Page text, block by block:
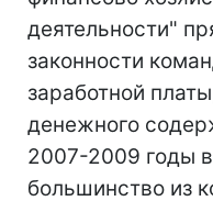
деятельности"
законности
заработной
денежного
2007-2009 годы
большинство из